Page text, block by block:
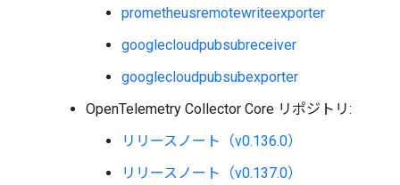
prometheusremotewriteexporter
googlecloudpubsubreceiver
googlecloudpubsubexporter
OpenTelemetry Collector Core リポジトリ:
リリースノート（v0.136.0）
リリースノート（v0.137.0）